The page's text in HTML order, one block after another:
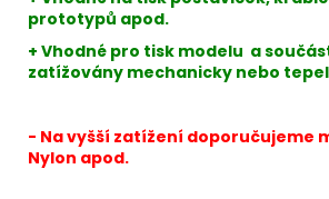
prototypů apod.
+ Vhodné pro tisk modelu a
zatížovány mechanicky nebo
- Na vyšší zatížení doporučujeme
Nylon apod.